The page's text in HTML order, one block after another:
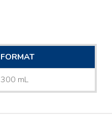
FORMAT
300 mL